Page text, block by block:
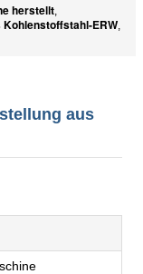
herstellt,
Kohlenstoffstahl-ERW,
aus